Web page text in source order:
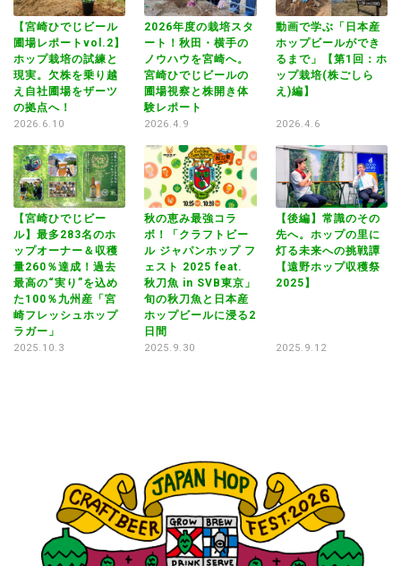
【宮崎ひでじビール
圃場レポートvol.2】
ホップ栽培の試練と
現実。欠株を乗り越
え自社圃場をザーツ
の拠点へ！
2026.6.10
2026年度の栽培スタ
ート！秋田・横手の
ノウハウを宮崎へ。
宮崎ひでじビールの
圃場視察と株開き体
験レポート
2026.4.9
動画で学ぶ「日本産
ホップビールができ
るまで」【第1回：ホ
ップ栽培(株ごしら
え)編】
2026.4.6
【宮崎ひでじビー
ル】最多283名のホ
ップオーナー＆収穫
量260％達成！過去
最高の“実り”を込め
た100％九州産「宮
崎フレッシュホップ
ラガー」
2025.10.3
秋の恵み最強コラ
ボ！「クラフトビー
ル ジャパンホップ フ
ェスト 2025 feat.
秋刀魚 in SVB東京」
旬の秋刀魚と日本産
ホップビールに浸る2
日間
2025.9.30
【後編】常識のその
先へ。ホップの里に
灯る未来への挑戦譚
【遠野ホップ収穫祭
2025】
2025.9.12